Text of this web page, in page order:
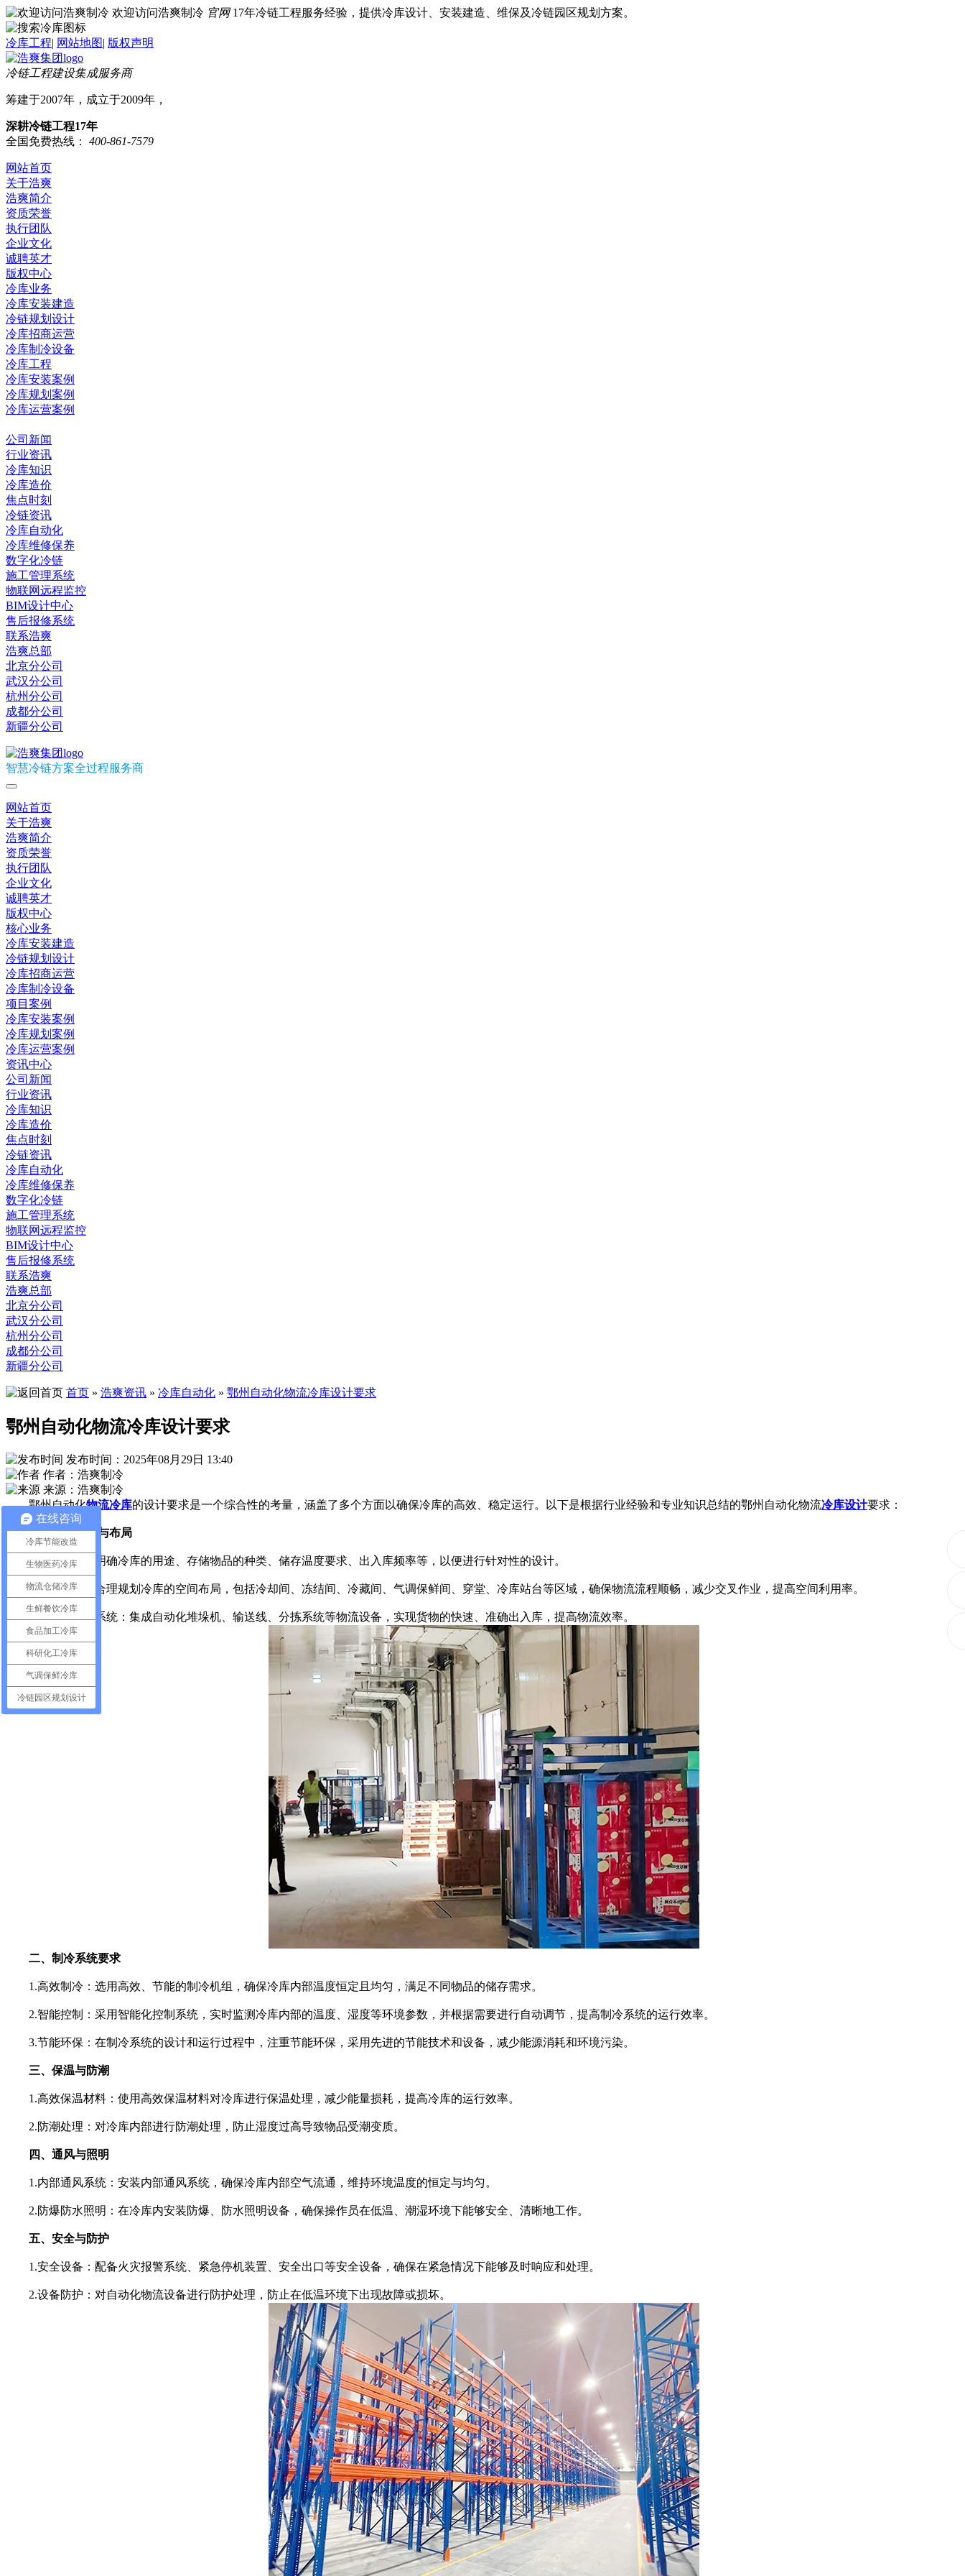
欢迎访问浩爽制冷 官网 17年冷链工程服务经验，提供冷库设计、安装建造、维保及冷链园区规划方案。
冷库工程| 网站地图| 版权声明
冷链工程建设集成服务商
筹建于2007年，成立于2009年，
深耕冷链工程17年
全国免费热线：
400-861-7579
网站首页
关于浩爽
浩爽简介
资质荣誉
执行团队
企业文化
诚聘英才
版权中心
冷库业务
冷库安装建造
冷链规划设计
冷库招商运营
冷库制冷设备
冷库工程
冷库安装案例
冷库规划案例
冷库运营案例
公司新闻
行业资讯
冷库知识
冷库造价
焦点时刻
冷链资讯
冷库自动化
冷库维修保养
数字化冷链
施工管理系统
物联网远程监控
BIM设计中心
售后报修系统
联系浩爽
浩爽总部
北京分公司
武汉分公司
杭州分公司
成都分公司
新疆分公司
智慧冷链方案全过程服务商
网站首页
关于浩爽
浩爽简介
资质荣誉
执行团队
企业文化
诚聘英才
版权中心
核心业务
冷库安装建造
冷链规划设计
冷库招商运营
冷库制冷设备
项目案例
冷库安装案例
冷库规划案例
冷库运营案例
资讯中心
公司新闻
行业资讯
冷库知识
冷库造价
焦点时刻
冷链资讯
冷库自动化
冷库维修保养
数字化冷链
施工管理系统
物联网远程监控
BIM设计中心
售后报修系统
联系浩爽
浩爽总部
北京分公司
武汉分公司
杭州分公司
成都分公司
新疆分公司
首页 » 浩爽资讯 » 冷库自动化 » 鄂州自动化物流冷库设计要求
鄂州自动化物流冷库设计要求
发布时间：2025年08月29日 13:40
作者：浩爽制冷
来源：浩爽制冷
鄂州自动化物流冷库的设计要求是一个综合性的考量，涵盖了多个方面以确保冷库的高效、稳定运行。以下是根据行业经验和专业知识总结的鄂州自动化物流冷库设计要求：
一、整体规划与布局
1.需求分析：明确冷库的用途、存储物品的种类、储存温度要求、出入库频率等，以便进行针对性的设计。
2.空间布局：合理规划冷库的空间布局，包括冷却间、冻结间、冷藏间、气调保鲜间、穿堂、冷库站台等区域，确保物流流程顺畅，减少交叉作业，提高空间利用率。
3.自动化物流系统：集成自动化堆垛机、输送线、分拣系统等物流设备，实现货物的快速、准确出入库，提高物流效率。
二、制冷系统要求
1.高效制冷：选用高效、节能的制冷机组，确保冷库内部温度恒定且均匀，满足不同物品的储存需求。
2.智能控制：采用智能化控制系统，实时监测冷库内部的温度、湿度等环境参数，并根据需要进行自动调节，提高制冷系统的运行效率。
3.节能环保：在制冷系统的设计和运行过程中，注重节能环保，采用先进的节能技术和设备，减少能源消耗和环境污染。
三、保温与防潮
1.高效保温材料：使用高效保温材料对冷库进行保温处理，减少能量损耗，提高冷库的运行效率。
2.防潮处理：对冷库内部进行防潮处理，防止湿度过高导致物品受潮变质。
四、通风与照明
1.内部通风系统：安装内部通风系统，确保冷库内部空气流通，维持环境温度的恒定与均匀。
2.防爆防水照明：在冷库内安装防爆、防水照明设备，确保操作员在低温、潮湿环境下能够安全、清晰地工作。
五、安全与防护
1.安全设备：配备火灾报警系统、紧急停机装置、安全出口等安全设备，确保在紧急情况下能够及时响应和处理。
2.设备防护：对自动化物流设备进行防护处理，防止在低温环境下出现故障或损坏。
在线咨询
冷库节能改造
生物医药冷库
物流仓储冷库
生鲜餐饮冷库
食品加工冷库
科研化工冷库
气调保鲜冷库
冷链园区规划设计